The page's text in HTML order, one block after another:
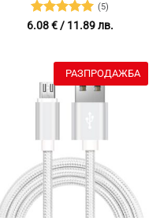
Оценено с
(5)
6.08€/ 11.89 лв.
РАЗПРОДАЖБА